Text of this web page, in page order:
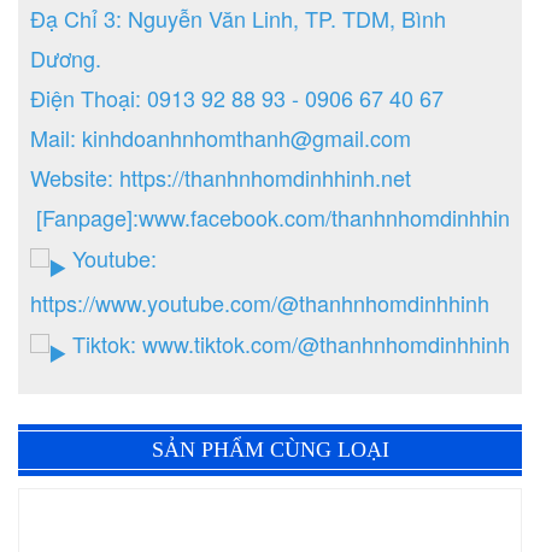
Đạ Chỉ 3: Nguyễn Văn Linh, TP. TDM, Bình
Dương.
Điện Thoại: 0913 92 88 93 - 0906 67 40 67
Mail: kinhdoanhnhomthanh@gmail.com
Website: https://thanhnhomdinhhinh.net
[Fanpage]:www.facebook.com/
Youtube:
https://www.youtube.com/@thanhnhomdinhhinh
Tiktok: www.tiktok.com/@thanhnhomdinhhinh
SẢN PHẨM CÙNG LOẠI